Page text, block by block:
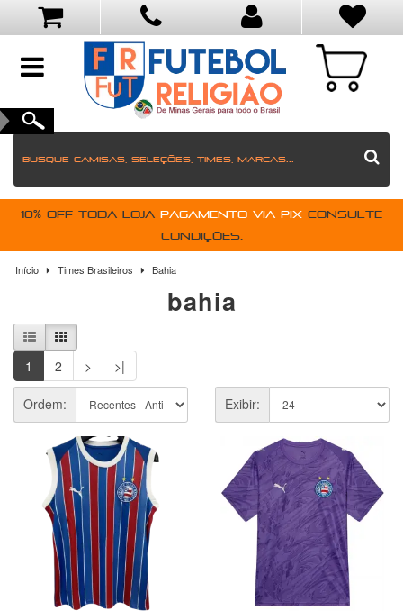
toggle
10% OFF toda loja pagamento via PIX Consulte
condições.
Início Times Brasileiros Bahia
bahia
1 2 > >|
Ordem: Exibir: